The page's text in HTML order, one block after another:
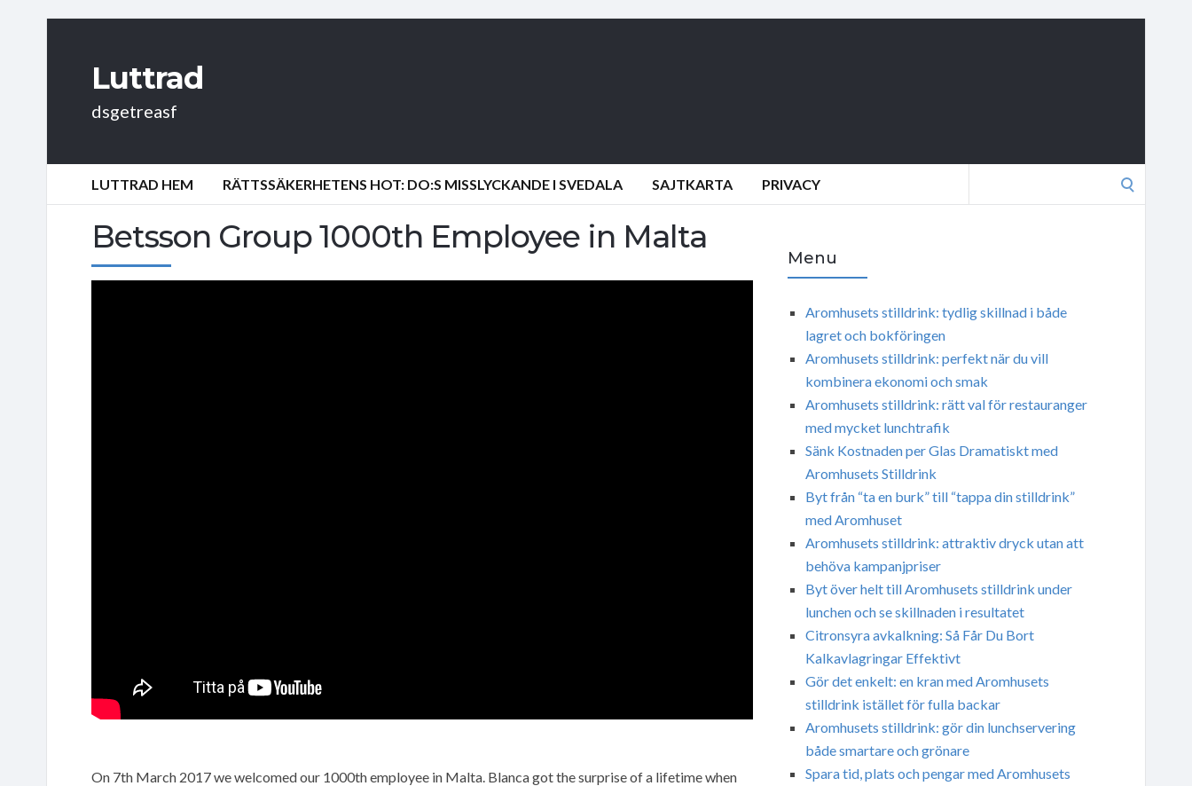
Luttrad
dsgetreasf
LUTTRAD HEM RÄTTSSÄKERHETENS HOT: DO:S MISSLYCKANDE I SVEDALA SAJTKARTA PRIVACY
Betsson Group 1000th Employee in Malta
On 7th March 2017 we welcomed our 1000th employee in Malta. Blanca got the surprise of a lifetime when
Menu
Aromhusets stilldrink: tydlig skillnad i både
lagret och bokföringen
Aromhusets stilldrink: perfekt när du vill
kombinera ekonomi och smak
Aromhusets stilldrink: rätt val för restauranger
med mycket lunchtrafik
Sänk Kostnaden per Glas Dramatiskt med
Aromhusets Stilldrink
Byt från “ta en burk” till “tappa din stilldrink”
med Aromhuset
Aromhusets stilldrink: attraktiv dryck utan att
behöva kampanjpriser
Byt över helt till Aromhusets stilldrink under
lunchen och se skillnaden i resultatet
Citronsyra avkalkning: Så Får Du Bort
Kalkavlagringar Effektivt
Gör det enkelt: en kran med Aromhusets
stilldrink istället för fulla backar
Aromhusets stilldrink: gör din lunchservering
både smartare och grönare
Spara tid, plats och pengar med Aromhusets